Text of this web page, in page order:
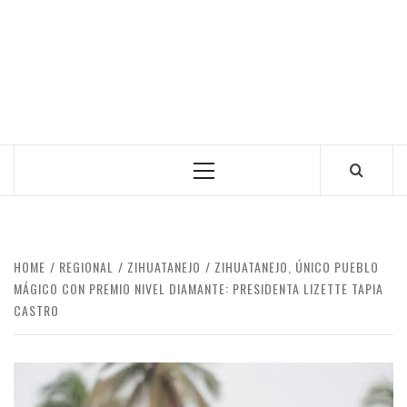
Primary
HOME REGIONAL ZIHUATANEJO
ZIHUATANEJO, ÚNICO PUEBLO
MÁGICO CON PREMIO NIVEL DIAMANTE: PRESIDENTA LIZETTE TAPIA
CASTRO